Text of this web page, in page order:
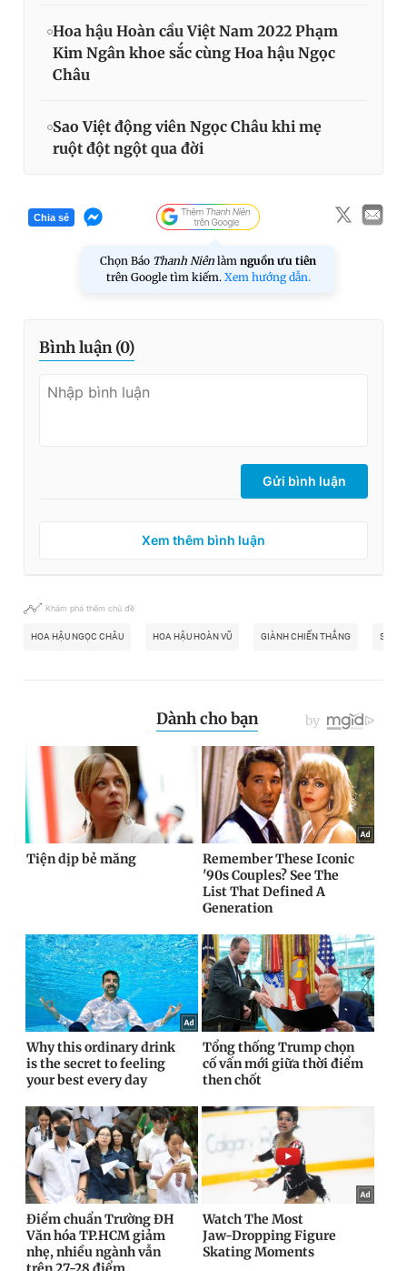
Hoa hậu Hoàn cầu Việt Nam 2022 Phạm
Kim Ngân khoe sắc cùng Hoa hậu Ngọc
Châu
Sao Việt động viên Ngọc Châu khi mẹ
ruột đột ngột qua đời
Chia sẻ
Chọn Báo Thanh Niên làm nguồn ưu tiên
trên Google tìm kiếm. Xem hướng dẫn.
Bình luận (0)
Gửi bình luận
Xem thêm bình luận
Khám phá thêm chủ đề
HOA HẬU NGỌC CHÂU HOA HẬU HOÀN VŨ GIÀNH CHIẾN THẮNG SIÊU